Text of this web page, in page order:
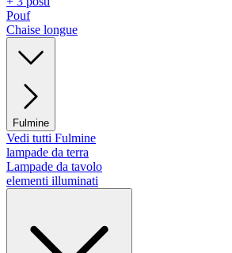
Pouf
Chaise longue
Fulmine
Vedi tutti Fulmine
lampade da terra
Lampade da tavolo
elementi illuminati